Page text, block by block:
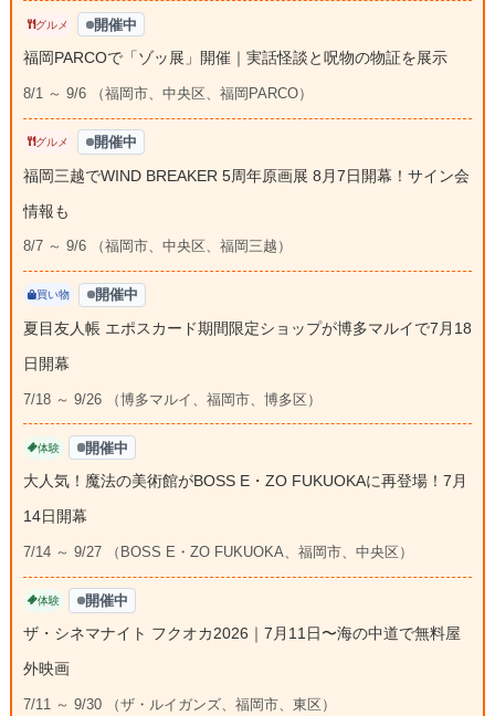
グルメ 開催中
福岡PARCOで「ゾッ展」開催｜実話怪談と呪物の物証を展示
8/1 ～ 9/6 （福岡市、中央区、福岡PARCO）
グルメ 開催中
福岡三越でWIND BREAKER 5周年原画展 8月7日開幕！サイン会
情報も
8/7 ～ 9/6 （福岡市、中央区、福岡三越）
買い物 開催中
夏目友人帳 エポスカード期間限定ショップが博多マルイで7月18
日開幕
7/18 ～ 9/26 （博多マルイ、福岡市、博多区）
体験 開催中
大人気！魔法の美術館がBOSS E・ZO FUKUOKAに再登場！7月
14日開幕
7/14 ～ 9/27 （BOSS E・ZO FUKUOKA、福岡市、中央区）
体験 開催中
ザ・シネマナイト フクオカ2026｜7月11日〜海の中道で無料屋
外映画
7/11 ～ 9/30 （ザ・ルイガンズ、福岡市、東区）